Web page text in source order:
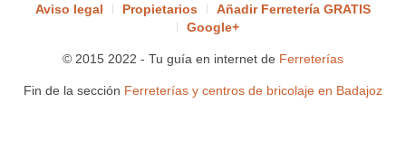
Aviso legal Propietarios
Añadir Ferretería GRATIS
Google+
© 2015 2022 - Tu guía en internet de Ferreterías
Fin de la sección Ferreterías y centros de bricolaje en Badajoz